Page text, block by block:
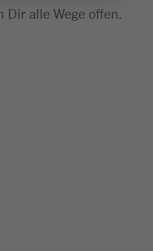
alle Wege offen.